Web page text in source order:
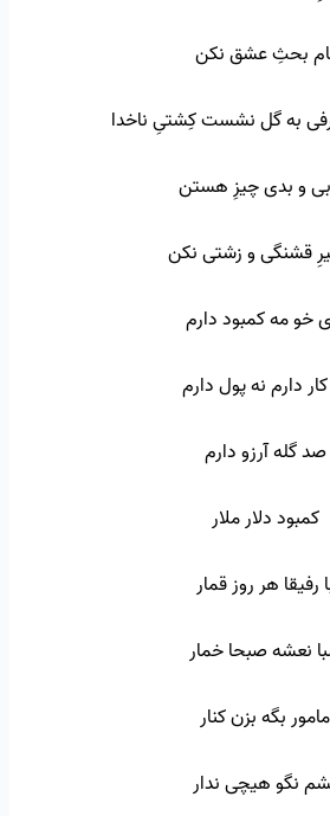
بحثِ عشق نکن
به گل نشست کِشتیِ ناخدا
و بدی چیزِ هستن
قشنگی و زشتی نکن
خو مه کمبود دارم
دارم نه پول دارم
صد گله آرزو دارم
کمبود دلار ملار
رفیقا هر روز قمار
نعشه صبحا خمار
مامور بگه بزن کنار
نگو هیچی ندار